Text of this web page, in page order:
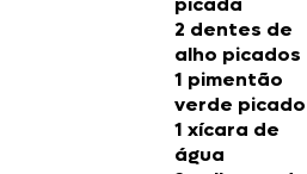
2 dentes de
alho picados
1 pimentão
verde picado
1 xícara de
água